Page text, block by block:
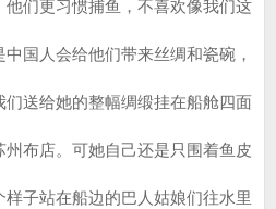
们更习惯捕鱼，不喜欢像我们这
国人会给他们带来丝绸和瓷碗，
送给她的整幅绸缎挂在船舱四面
布店。可她自己还是只围着鱼皮
子站在船边的巴人姑娘们往水里